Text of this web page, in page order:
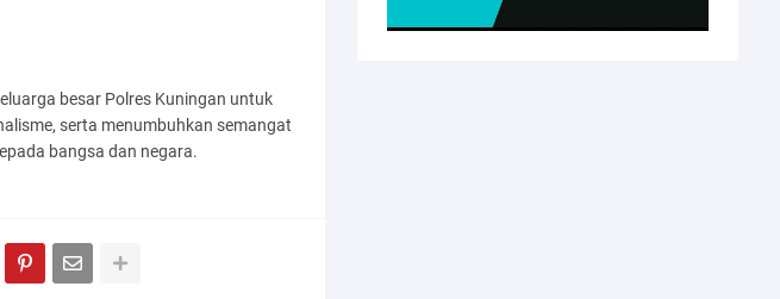
besar Polres Kuningan untuk
serta menumbuhkan semangat
bangsa dan negara.